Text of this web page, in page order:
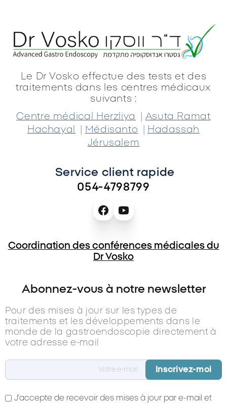
Le Dr Vosko effectue des tests et des
traitements dans les centres médicaux
suivants :
Centre médical Herzliya
| Asuta Ramat
Hachayal
| Médisanto | Hadassah
Jérusalem
Service client rapide
054-4798799
Coordination des conférences médicales du
Dr Vosko
Abonnez-vous à notre newsletter
Pour des mises à jour sur les types de
traitements et les développements dans le
monde de la gastroendoscopie directement à
votre adresse e-mail
J'accepte de recevoir des mises à jour par e-mail et